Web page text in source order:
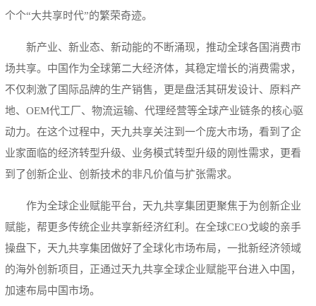
个个“大共享时代”的繁荣奇迹。
新产业、新业态、新动能的不断涌现，推动全球各国消费市
场共享。中国作为全球第二大经济体，其稳定增长的消费需求，
不仅刺激了国际品牌的生产销售，更是盘活其研发设计、原料产
地、OEM代工厂、物流运输、代理经营等全球产业链条的核心驱
动力。在这个过程中，天九共享关注到一个庞大市场，看到了企
业家面临的经济转型升级、业务模式转型升级的刚性需求，更看
到了创新企业、创新技术的非凡价值与扩张需求。
作为全球企业赋能平台，天九共享集团更聚焦于为创新企业
赋能，帮更多传统企业共享新经济红利。在全球CEO戈峻的亲手
操盘下，天九共享集团做好了全球化市场布局，一批新经济领域
的海外创新项目，正通过天九共享全球企业赋能平台进入中国，
加速布局中国市场。